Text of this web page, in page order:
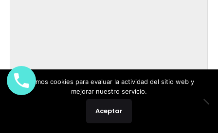
Usamos cookies para evaluar la actividad del sitio web y
mejorar nuestro servicio.
Aceptar